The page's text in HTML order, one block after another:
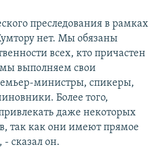
преследования в рамках
нет. Мы обязаны
всех, кто причастен
выполняем свои
министры, спикеры,
Более того,
даже некоторых
так как они имеют прямое
сказал он.